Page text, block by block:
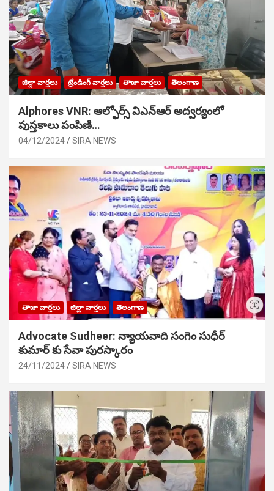
జిల్లా వార్తలు ట్రేండింగ్ వార్తలు తాజా వార్తలు తెలంగాణ
Alphores VNR: ఆల్ఫోర్స్ విఎన్ఆర్ అద్వర్యంలో
పుస్తకాలు పంపిణి…
04/12/2024 SIRA NEWS
తాజా వార్తలు జిల్లా వార్తలు తెలంగాణ
Advocate Sudheer: న్యాయవాది సంగెం సుధీర్
కుమార్ కు సేవా పురస్కారం
24/11/2024 SIRA NEWS